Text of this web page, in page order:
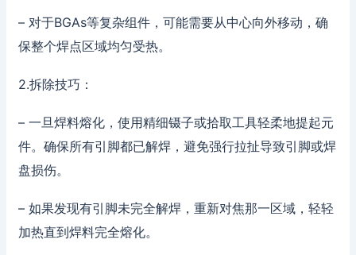
– 对于BGAs等复杂组件，可能需要从中心向外移动，确
保整个焊点区域均匀受热。
2.拆除技巧：
– 一旦焊料熔化，使用精细镊子或拾取工具轻柔地提起元
件。确保所有引脚都已解焊，避免强行拉扯导致引脚或焊
盘损伤。
– 如果发现有引脚未完全解焊，重新对焦那一区域，轻轻
加热直到焊料完全熔化。